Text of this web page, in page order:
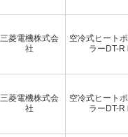
三菱電機株式会
社
空冷式ヒート
ラーDT-
三菱電機株式会
社
空冷式ヒート
ラーDT-